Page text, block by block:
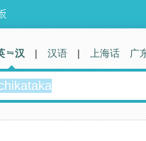
汉 | 汉语 | 上海话 广